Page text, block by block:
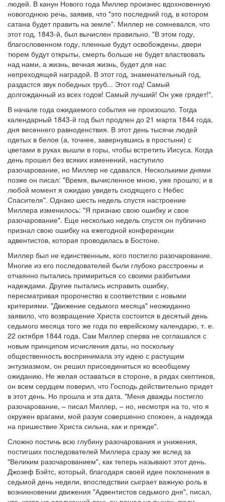
людей. В канун Нового года Миллер произнес вдохновенную
новогоднюю речь, заявив, что "это последний год, в котором
сатана будет править на земле". Миллер не сомневался, что
этот год, 1843-й, был вычислен правильно. "В этом году,
благословенном году, пленные будут освобождены, двери
тюрем будут открыты, смерть больше не будет властвовать
над нами, а жизнь, вечная жизнь, будет для нас
непреходящей наградой. В этот год, знаменательный год,
раздастся звук победных труб... Этот год! Самый
долгожданный из всех годов! Самый лучший! Он уже грядет!".
В начале года ожидаемого события не произошло. Тогда
календарный 1843-й год был продлен до 21 марта 1844 года,
дня весеннего равноденствия. В этот день тысячи людей
одетых в белое (а, точнее, завернувшись в простыни) с
цветами в руках вышли в горы, чтобы встретить Иисуса. Когда
день прошел без всяких изменений, наступило
разочарование, но Миллер не сдавался. Несколькими днями
позже он писал: "Время, вычисленное мною, уже прошло; и в
любой момент я ожидаю увидеть сходящего с Небес
Спасителя". Однако шесть недель спустя настроение
Миллера изменилось: "Я признаю свою ошибку и свое
разочарование". Еще несколько недель спустя он публично
признал свою ошибку на ежегодной конференции
адвентистов, которая проводилась в Бостоне.
Миллер был не единственным, кого постигло разочарование.
Многие из его последователей были глубоко расстроены и
отчаянно пытались примириться со своими разбитыми
надеждами. Другие пытались исправить ошибку,
пересматривая пророчество в соответствии с новыми
критериями. "Движение седьмого месяца" неожиданно
заявило, что возвращение Христа состоится в десятый день
седьмого месяца того же года по еврейскому календарю, т. е.
22 октября 1844 года. Сам Миллер сперва не соглашался с
новым принципом исчисления даты, но поскольку
общественность воспринимала эту идею с растущим
энтузиазмом, он решил присоединиться ко всеобщему
ожиданию. Не желая оставаться в стороне, в рядах скептиков,
он всем сердцем поверил, что Господь действительно придет
в этот день. Но прошла и эта дата. "Меня дважды постигло
разочарование, – писал Миллер, – но, несмотря на то, что я
окружен врагами, мой разум совершенно спокоен, а надежда
на пришествие Христа сильна, как и прежде".
Сложно постичь всю глубину разочарования и унижения,
постигших последователей Миллера сразу же вслед за
"Великим разочарованием", как теперь называют этот день.
Джозеф Бэйтс, который, благодаря своей идее поклонения в
седьмой день недели, впоследствии сыграет важную роль в
возникновении движения "Адвентистов седьмого дня", писал,